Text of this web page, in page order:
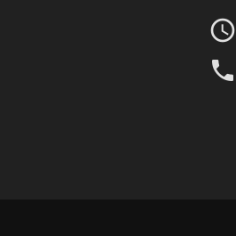
schedule
phone